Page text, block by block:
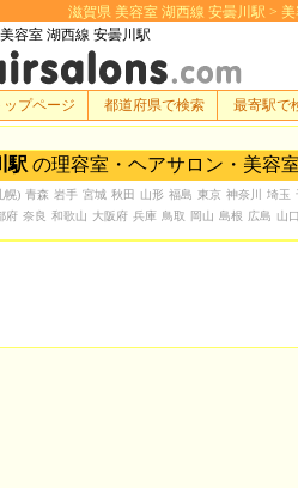
滋賀県 美容室 湖西線 安曇川駅 >
容室 湖西線 安曇川駅
駅 の理容室・ヘアサロン・美容
幌) 青森 岩手 宮城 秋田 山形 福島 東京 神奈川 埼玉
府 奈良 和歌山 大阪府 兵庫 鳥取 岡山 島根 広島 山
ップページ 都道府県で検索 最寄駅で